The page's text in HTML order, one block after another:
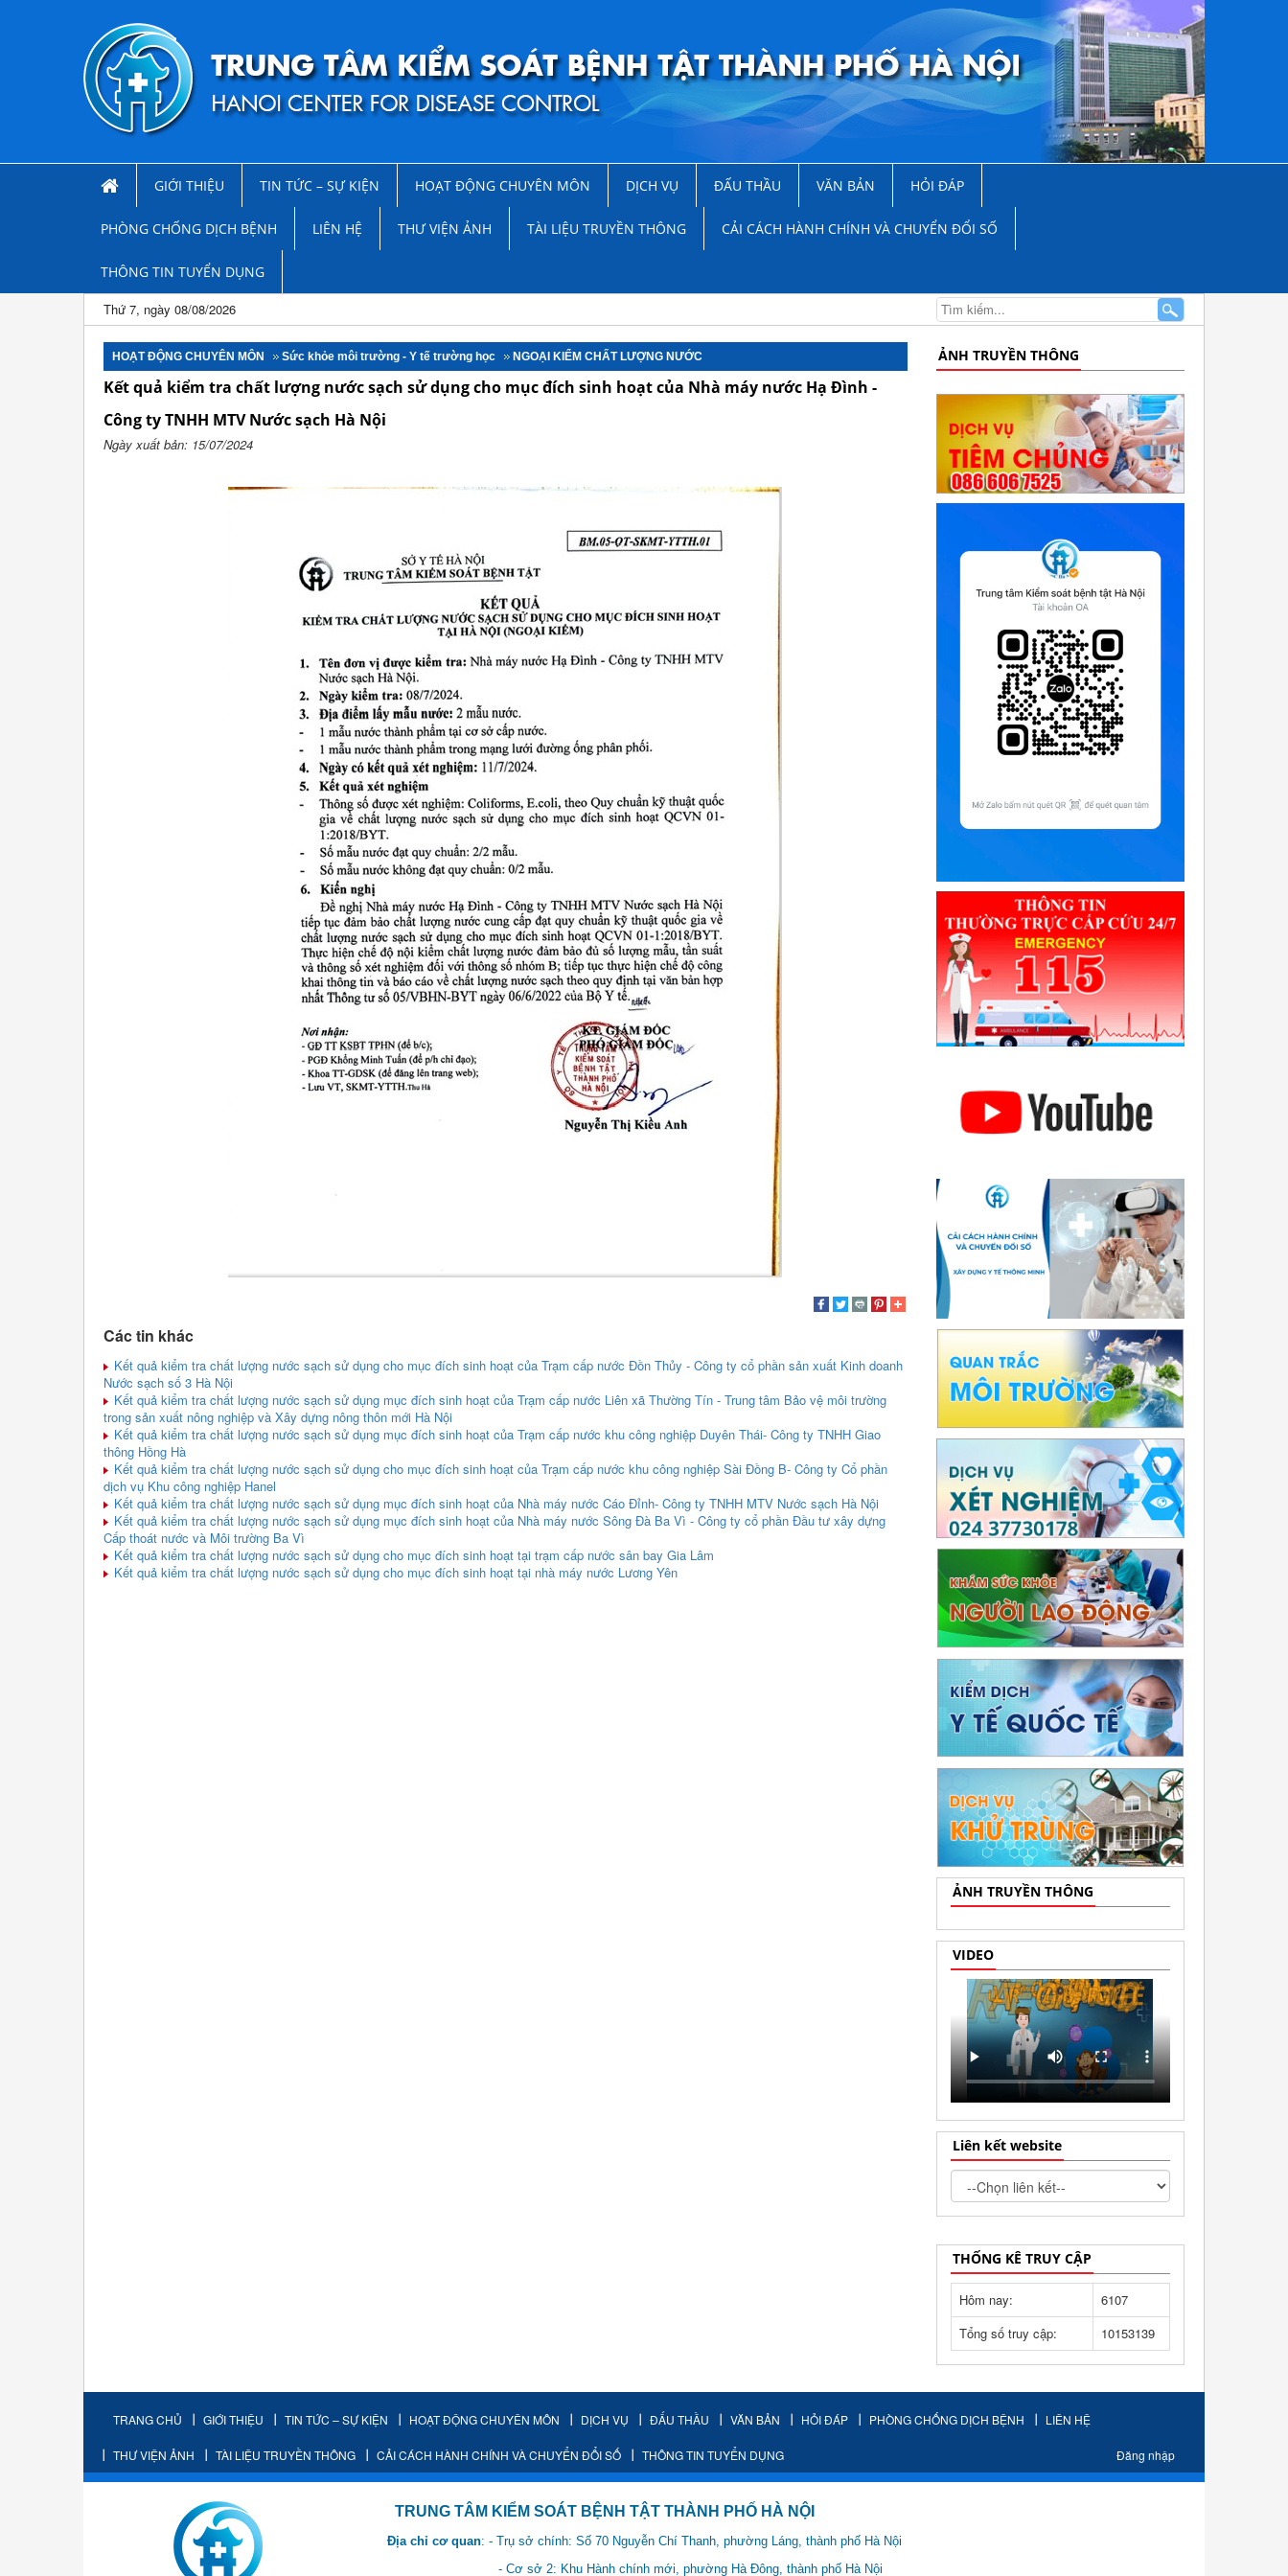
GIỚI THIỆU TIN TỨC – SỰ KIỆN HOẠT ĐỘNG CHUYÊN MÔN DỊCH VỤ ĐẤU THẦU VĂN BẢN HỎI ĐÁP
PHÒNG CHỐNG DỊCH BỆNH LIÊN HỆ THƯ VIỆN ẢNH TÀI LIỆU TRUYỀN THÔNG CẢI CÁCH HÀNH CHÍNH VÀ CHUYỂN ĐỔI SỐ
THÔNG TIN TUYỂN DỤNG
Thứ 7, ngày 08/08/2026
HOẠT ĐỘNG CHUYÊN MÔN Sức khỏe môi trường - Y tế trường học NGOẠI KIỂM CHẤT LƯỢNG NƯỚC
Kết quả kiểm tra chất lượng nước sạch sử dụng cho mục đích sinh hoạt của Nhà máy nước Hạ Đình -
Công ty TNHH MTV Nước sạch Hà Nội
Ngày xuất bản: 15/07/2024
Các tin khác
Kết quả kiểm tra chất lượng nước sạch sử dụng cho mục đích sinh hoạt của Trạm cấp nước Đồn Thủy - Công ty cổ phần sản xuất Kinh doanh
Nước sạch số 3 Hà Nội
Kết quả kiểm tra chất lượng nước sạch sử dụng mục đích sinh hoạt của Trạm cấp nước Liên xã Thường Tín - Trung tâm Bảo vệ môi trường
trong sản xuất nông nghiệp và Xây dựng nông thôn mới Hà Nội
Kết quả kiểm tra chất lượng nước sạch sử dụng mục đích sinh hoạt của Trạm cấp nước khu công nghiệp Duyên Thái- Công ty TNHH Giao
thông Hồng Hà
Kết quả kiểm tra chất lượng nước sạch sử dụng cho mục đích sinh hoạt của Trạm cấp nước khu công nghiệp Sài Đồng B- Công ty Cổ phần
dịch vụ Khu công nghiệp Hanel
Kết quả kiểm tra chất lượng nước sạch sử dụng mục đích sinh hoạt của Nhà máy nước Cáo Đỉnh- Công ty TNHH MTV Nước sạch Hà Nội
Kết quả kiểm tra chất lượng nước sạch sử dụng mục đích sinh hoạt của Nhà máy nước Sông Đà Ba Vì - Công ty cổ phần Đầu tư xây dựng
Cấp thoát nước và Môi trường Ba Vì
Kết quả kiểm tra chất lượng nước sạch sử dụng cho mục đích sinh hoạt tại trạm cấp nước sân bay Gia Lâm
Kết quả kiểm tra chất lượng nước sạch sử dụng cho mục đích sinh hoạt tại nhà máy nước Lương Yên
ẢNH TRUYỀN THÔNG
ẢNH TRUYỀN THÔNG
VIDEO
Liên kết website
THỐNG KÊ TRUY CẬP
Hôm nay:
6107
Tổng số truy cập:
10153139
TRANG CHỦ GIỚI THIỆU TIN TỨC – SỰ KIỆN HOẠT ĐỘNG CHUYÊN MÔN DỊCH VỤ ĐẤU THẦU VĂN BẢN HỎI ĐÁP PHÒNG CHỐNG DỊCH BỆNH LIÊN HỆ
THƯ VIỆN ẢNH TÀI LIỆU TRUYỀN THÔNG CẢI CÁCH HÀNH CHÍNH VÀ CHUYỂN ĐỔI SỐ THÔNG TIN TUYỂN DỤNG Đăng nhập
TRUNG TÂM KIỂM SOÁT BỆNH TẬT THÀNH PHỐ HÀ NỘI
Địa chỉ cơ quan: - Trụ sở chính: Số 70 Nguyễn Chí Thanh, phường Láng, thành phố Hà Nội
- Cơ sở 2: Khu Hành chính mới, phường Hà Đông, thành phố Hà Nội